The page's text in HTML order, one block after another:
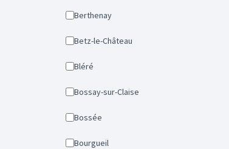
Berthenay
Betz-le-Château
Bléré
Bossay-sur-Claise
Bossée
Bourgueil